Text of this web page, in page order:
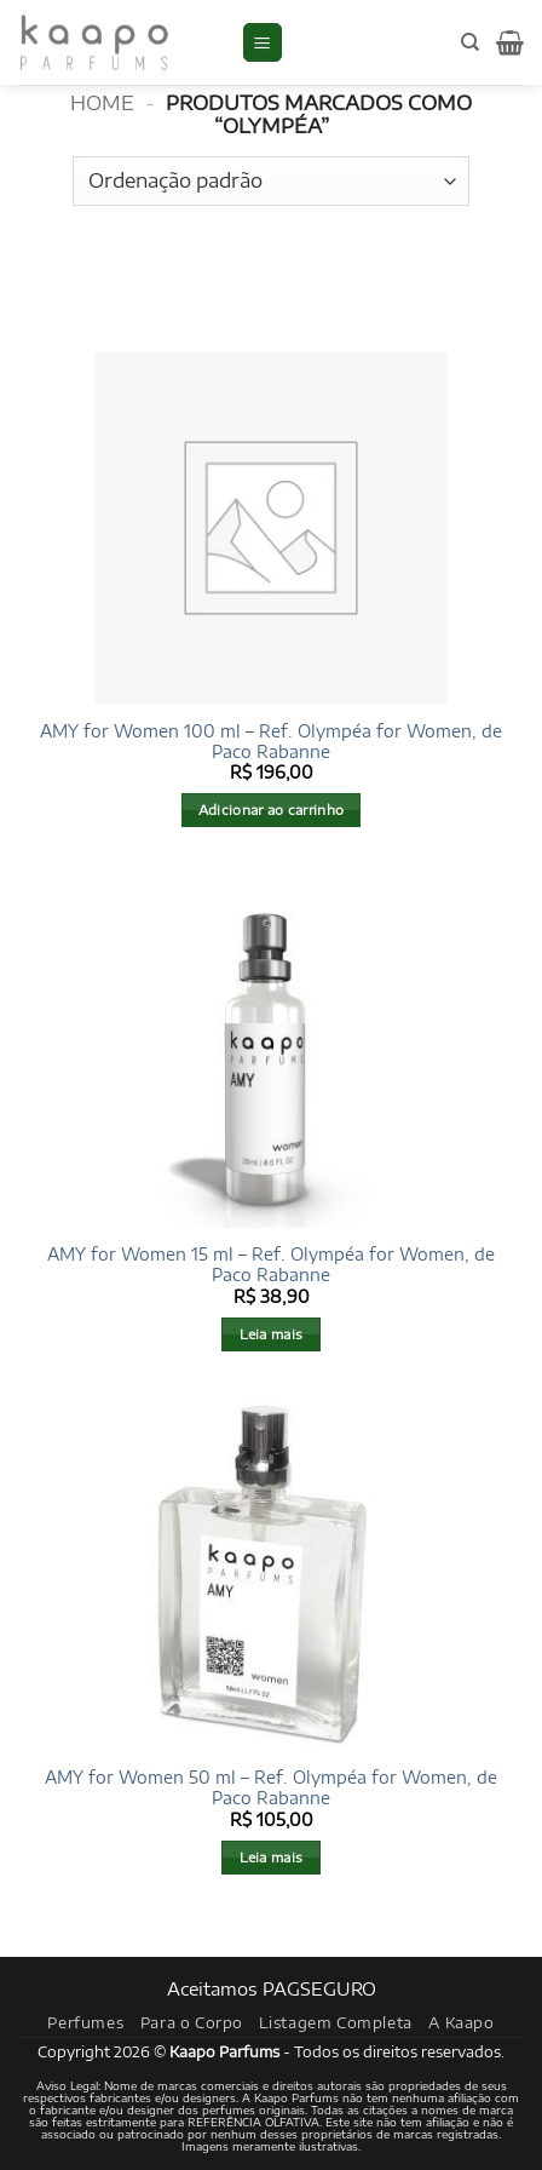
Skip
content
Olympéa
HOME - PRODUTOS MARCADOS COMO
“OLYMPÉA”
AMY for Women 100 ml – Ref. Olympéa for Women, de
Paco Rabanne
R$196,00
Adicionar ao carrinho
AMY for Women 15 ml – Ref. Olympéa for Women, de
Paco Rabanne
R$38,90
Leia mais
AMY for Women 50 ml – Ref. Olympéa for Women, de
Paco Rabanne
R$105,00
Leia mais
Aceitamos PAGSEGURO
Perfumes Para o Corpo Listagem Completa A Kaapo
Copyright 2026 © Kaapo Parfums- Todos os direitos reservados.
Aviso Legal: Nome de marcas comerciais e direitos autorais são propriedades de seus
respectivos fabricantes e/ou designers. A Kaapo Parfums não tem nenhuma afiliação com
o fabricante e/ou designer dos perfumes originais. Todas as citações a nomes de marca
são feitas estritamente para REFERÊNCIA OLFATIVA. Este site não tem afiliação e não é
associado ou patrocinado por nenhum desses proprietários de marcas registradas.
Imagens meramente ilustrativas.